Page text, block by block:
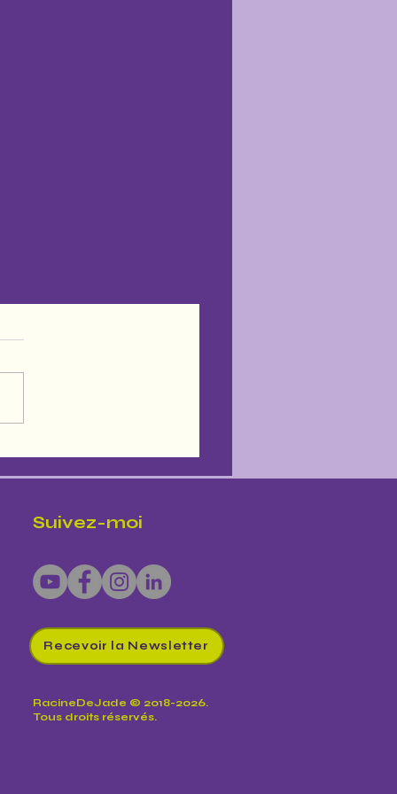
Suivez-moi
Recevoir la Newsletter
RacineDeJade © 2018-2026.
Tous droits réservés.